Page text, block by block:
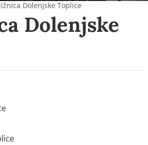
Dolenjske Toplice
Dolenjske